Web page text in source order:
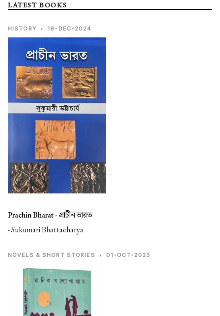
LATEST BOOKS
HISTORY • 19-DEC-2024
Prachin Bharat -প্রাচীন ভারত
- Sukumari Bhattacharya
NOVELS & SHORT STORIES • 01-OCT-2023